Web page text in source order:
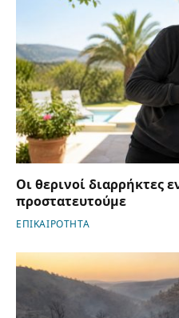
Οι θερινοί διαρρήκτες
προστατευτούμε
ΕΠΙΚΑΙΡΟΤΗΤΑ